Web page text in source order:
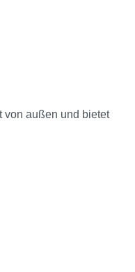
von außen und bietet